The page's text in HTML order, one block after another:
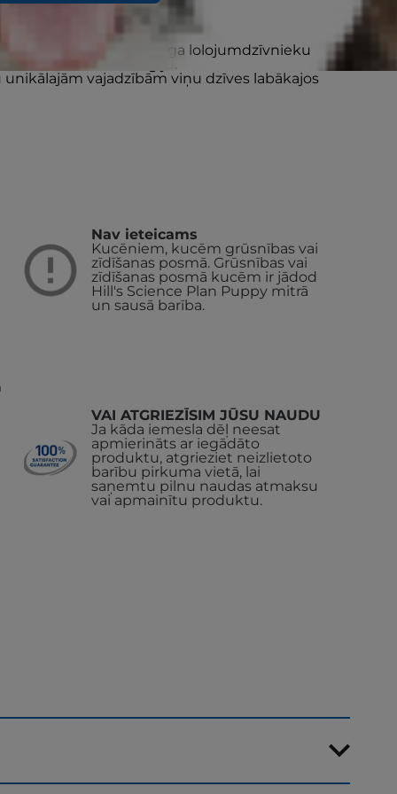
ar vistu ir pilnvērtīga lolojumdzīvnieku
vajadzībām viņu dzīves labākajos
Nav ieteicams
Kucēniem, kucēm grūsnības vai
zīdīšanas posmā. Grūsnības vai
zīdīšanas posmā kucēm ir jādod
Hill's Science Plan Puppy mitrā
un sausā barība.
VAI ATGRIEZĪSIM JŪSU NAUDU
Ja kāda iemesla dēļ neesat
apmierināts ar iegādāto
produktu, atgrieziet neizlietoto
barību pirkuma vietā, lai
saņemtu pilnu naudas atmaksu
vai apmainītu produktu.